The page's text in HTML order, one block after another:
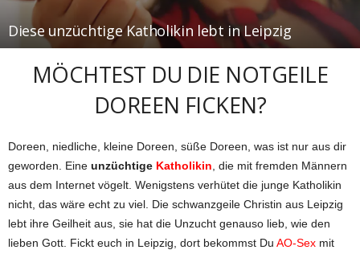
Diese unzüchtige Katholikin lebt in Leipzig
MÖCHTEST DU DIE NOTGEILE
DOREEN FICKEN?
Doreen, niedliche, kleine Doreen, süße Doreen, was ist nur aus dir
geworden. Eine unzüchtige Katholikin , die mit fremden Männern
aus dem Internet vögelt. Wenigstens verhütet die junge Katholikin
nicht, das wäre echt zu viel. Die schwanzgeile Christin aus Leipzig
lebt ihre Geilheit aus, sie hat die Unzucht genauso lieb, wie den
lieben Gott. Fickt euch in Leipzig, dort bekommst Du AO-Sex mit